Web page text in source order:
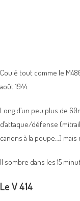
Coulé tout comme le
août 1944.
Long d’un peu plus de
d’attaque/défense
canons à la poupe…)
Il sombre dans les 15
Le V 414